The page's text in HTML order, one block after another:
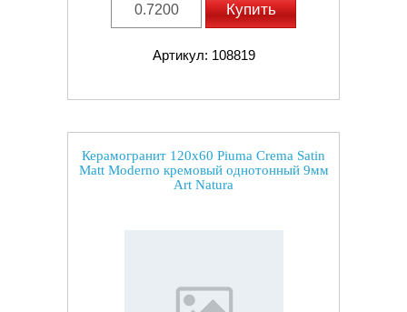
Купить
Артикул: 108819
Керамогранит 120x60 Piuma Crema Satin
Matt Moderno кремовый однотонный 9мм
Art Natura